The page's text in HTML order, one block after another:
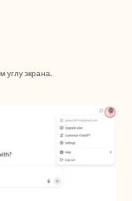
углу экрана.